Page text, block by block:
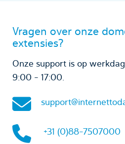
Vragen over onze
extensies?
Onze support is op
9:00 - 17:00.
+31 (0)88-7507000